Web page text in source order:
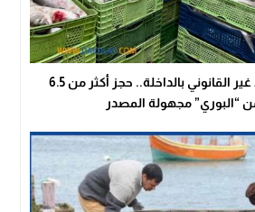
ضربة جديدة للصيد غير القانوني بالداخلة.. حجز أكثر من 6.5
“البوري” مجهولة المصدر